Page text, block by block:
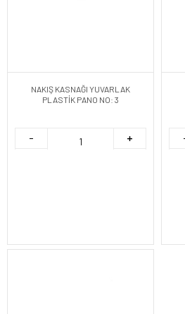
NAKIŞ KASNAĞI YUVARLAK
PLASTİK PANO NO: 3